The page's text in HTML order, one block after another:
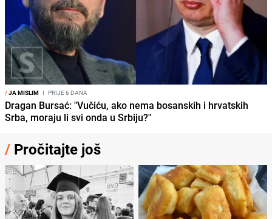
/JA MISLIM I PRIJE 6 DANA
Dragan Bursać: "Vučiću, ako nema bosanskih i hrvatskih
Srba, moraju li svi onda u Srbiju?"
/ Pročitajte još